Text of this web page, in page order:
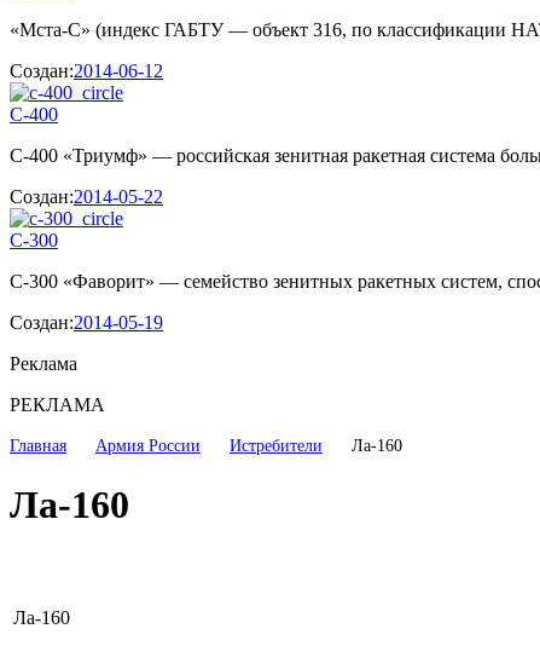
«Мста-С» (индекс ГАБТУ — объект 316, по классификации
Создан:2014-06-12
С-400
С-400 «Триумф» — российская зенитная ракетная система
Создан:2014-05-22
С-300
С-300 «Фаворит» — семейство зенитных ракетных систем,
Создан:2014-05-19
Реклама
РЕКЛАМА
Главная Армия России Истребители Ла-160
Ла-160
Ла-160